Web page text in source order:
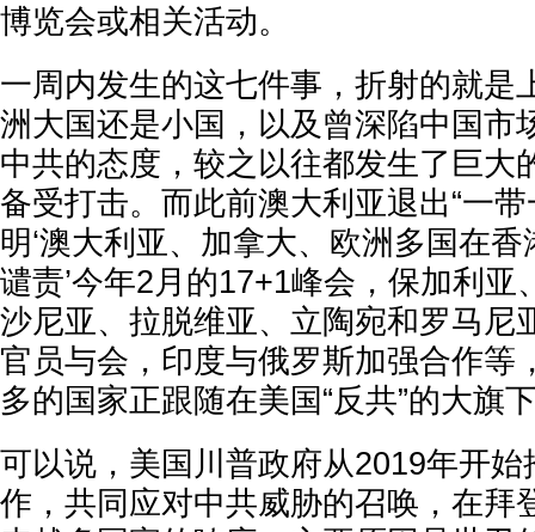
博览会或相关活动。
一周内发生的这七件事，折射的就是
洲大国还是小国，以及曾深陷中国市
中共的态度，较之以往都发生了巨大
备受打击。而此前澳大利亚退出“一
明‘澳大利亚、加拿大、欧洲多国在
谴责’今年2月的17+1峰会，保加利亚
沙尼亚、拉脱维亚、立陶宛和罗马尼
官员与会，印度与俄罗斯加强合作等
多的国家正跟随在美国“反共”的大旗
可以说，美国川普政府从2019年开始
作，共同应对中共威胁的召唤，在拜